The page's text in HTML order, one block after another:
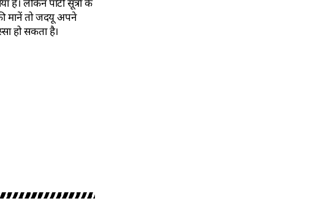
लेकिन पार्टी सूत्रों के
मानें तो जदयू अपने
हो सकता है।